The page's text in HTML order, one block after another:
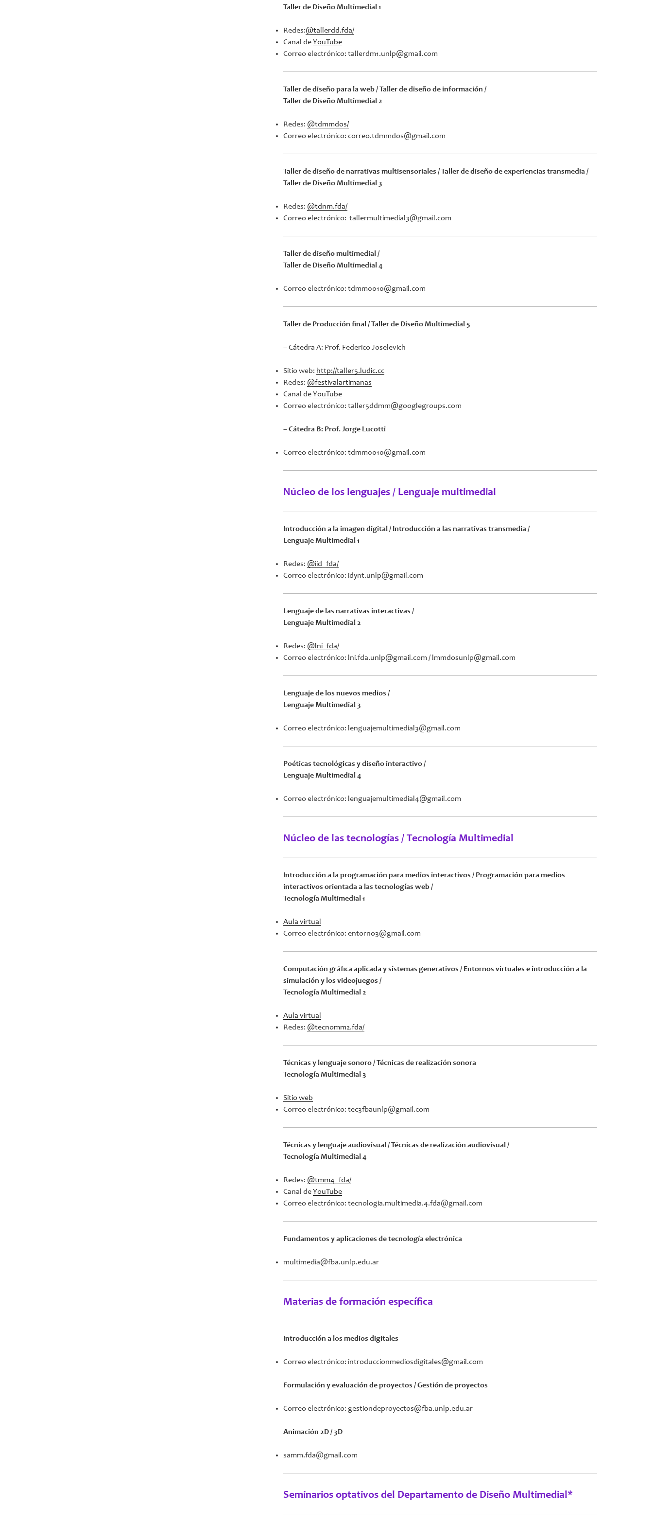
Taller de Diseño Multimedial 1
Redes:@tallerdd.fda/
Canal deYouTube
Correo electrónico: tallerdm1.unlp@gmail.com
Taller de diseño para la web / Taller de diseño de información /
Taller de Diseño Multimedial 2
Redes: @tdmmdos/
Correo electrónico: correo.tdmmdos@gmail.com
Taller de diseño de narrativas multisensoriales / Taller de diseño de experiencias transmedia /
Taller de Diseño Multimedial 3
Redes: @tdnm.fda/
Correo electrónico: tallermultimedial3@gmail.com
Taller de diseño multimedial /
Taller de Diseño Multimedial 4
Correo electrónico: tdmm0010@gmail.com
Taller de Producción final / Taller de Diseño Multimedial 5
– Cátedra A: Prof. Federico Joselevich
Sitio web: http://taller5.ludic.cc
Redes: @festivalartimanas
Canal deYouTube
Correo electrónico: taller5ddmm@googlegroups.com
– Cátedra B: Prof. Jorge Lucotti
Correo electrónico: tdmm0010@gmail.com
Núcleo de los lenguajes / Lenguaje multimedial
Introducción a la imagen digital / Introducción a las narrativas transmedia /
Lenguaje Multimedial 1
Redes: @iid_fda/
Correo electrónico: idynt.unlp@gmail.com
Lenguaje de las narrativas interactivas /
Lenguaje Multimedial 2
Redes: @lni_fda/
Correo electrónico: lni.fda.unlp@gmail.com / lmmdosunlp@gmail.com
Lenguaje de los nuevos medios /
Lenguaje Multimedial 3
Correo electrónico: lenguajemultimedial3@gmail.com
Poéticas tecnológicas y diseño interactivo /
Lenguaje Multimedial 4
Correo electrónico: lenguajemultimedial4@gmail.com
Núcleo de las tecnologías / Tecnología Multimedial
Introducción a la programación para medios interactivos / Programación para medios
interactivos orientada a las tecnologías web /
Tecnología Multimedial 1
Aula virtual
Correo electrónico: entorno3@gmail.com
Computación gráfica aplicada y sistemas generativos / Entornos virtuales e introducción a la
simulación y los videojuegos /
Tecnología Multimedial 2
Aula virtual
Redes: @tecnomm2.fda/
Técnicas y lenguaje sonoro / Técnicas de realización sonora
Tecnología Multimedial 3
Sitio web
Correo electrónico: tec3fbaunlp@gmail.com
Técnicas y lenguaje audiovisual / Técnicas de realización audiovisual /
Tecnología Multimedial 4
Redes: @tmm4_fda/
Canal deYouTube
Correo electrónico: tecnologia.multimedia.4.fda@gmail.com
Fundamentos y aplicaciones de tecnología electrónica
multimedia@fba.unlp.edu.ar
Materias de formación específica
Introducción a los medios digitales
Correo electrónico: introduccionmediosdigitales@gmail.com
Formulación y evaluación de proyectos / Gestión de proyectos
Correo electrónico: gestiondeproyectos@fba.unlp.edu.ar
Animación 2D / 3D
samm.fda@gmail.com
Seminarios optativos del Departamento de Diseño Multimedial*